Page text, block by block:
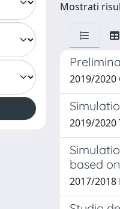
Mostrati
2019/2020
2019/
based
2017/2018